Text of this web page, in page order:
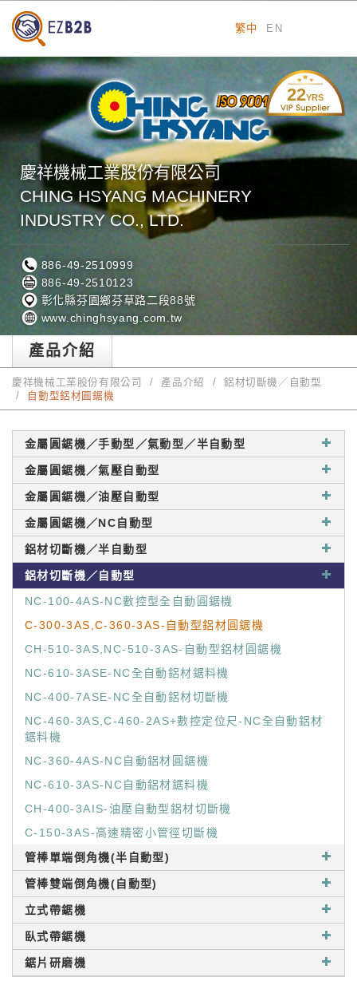
繁中 EN
22YRS
慶祥機械工業股份有限公司
CHING HSYANG MACHINERY
INDUSTRY CO., LTD.
886-49-2510999
886-49-2510123
彰化縣芬園鄉芬草路二段88號
www.chinghsyang.com.tw
產品介紹
慶祥機械工業股份有限公司 產品介紹
鋁材切斷機／自動型
自動型鋁材圓鋸機
金屬圓鋸機／手動型／氣動型／半自動型
金屬圓鋸機／氣壓自動型
金屬圓鋸機／油壓自動型
金屬圓鋸機／NC自動型
鋁材切斷機／半自動型
鋁材切斷機／自動型
NC-100-4AS-NC數控型全自動圓鋸機
C-300-3AS,C-360-3AS-自動型鋁材圓鋸機
CH-510-3AS,NC-510-3AS-自動型鋁材圓鋸機
NC-610-3ASE-NC全自動鋁材鋸料機
NC-400-7ASE-NC全自動鋁材切斷機
NC-460-3AS,C-460-2AS+數控定位尺-NC全自動鋁材
鋸料機
NC-360-4AS-NC自動鋁材圓鋸機
NC-610-3AS-NC自動鋁材鋸料機
CH-400-3AIS-油壓自動型鋁材切斷機
C-150-3AS-高速精密小管徑切斷機
管棒單端倒角機(半自動型)
管棒雙端倒角機(自動型)
立式帶鋸機
臥式帶鋸機
鋸片研磨機